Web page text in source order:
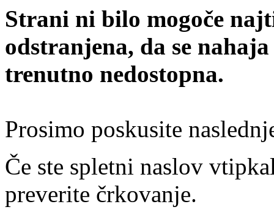
Strani ni bilo mogoče
odstranjena, da se
trenutno nedostopna.
Prosimo poskusite
Če ste spletni naslov
preverite črkovanje.